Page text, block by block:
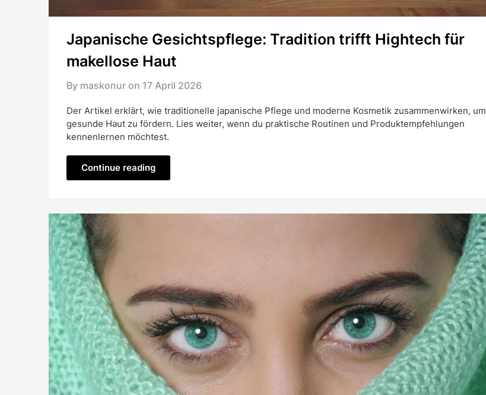
Japanische Gesichtspflege: Tradition trifft Hightech für
makellose Haut
By maskonur on 17 April 2026
Der Artikel erklärt, wie traditionelle japanische Pflege und moderne Kosmetik zusammenwirken, um
gesunde Haut zu fördern. Lies weiter, wenn du praktische Routinen und Produktempfehlungen
kennenlernen möchtest.
Continue reading